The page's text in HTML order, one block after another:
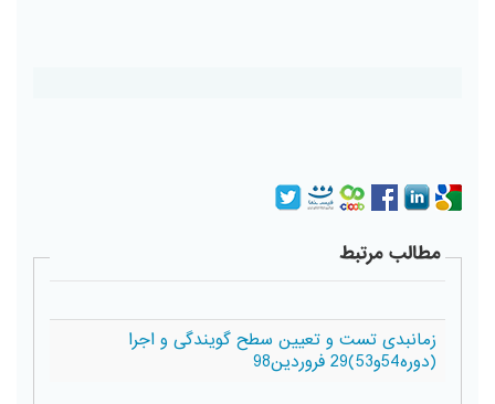
مطالب مرتبط
زمانبدی تست و تعیین سطح گویندگی و اجرا
(دوره54و53)29 فروردین98